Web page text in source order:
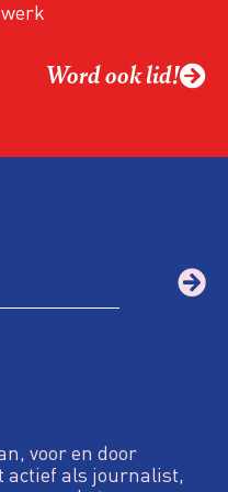
Word ook lid!
voor en door
actief als journalist,